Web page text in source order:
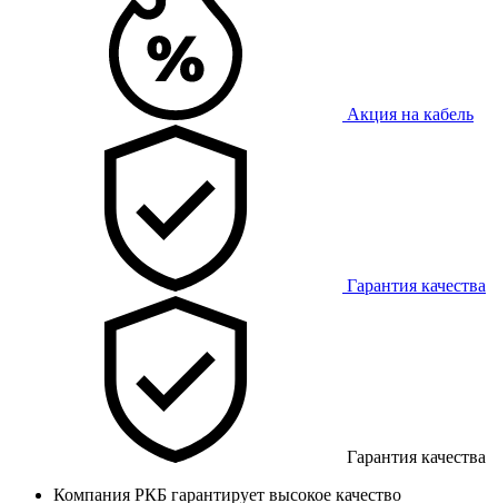
Акция на кабель
Гарантия качества
Гарантия качества
Компания РКБ гарантирует высокое качество